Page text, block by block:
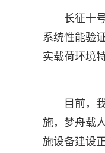
长征十
系统性能验
实载荷环境
目前，
施，梦舟载
施设备建设